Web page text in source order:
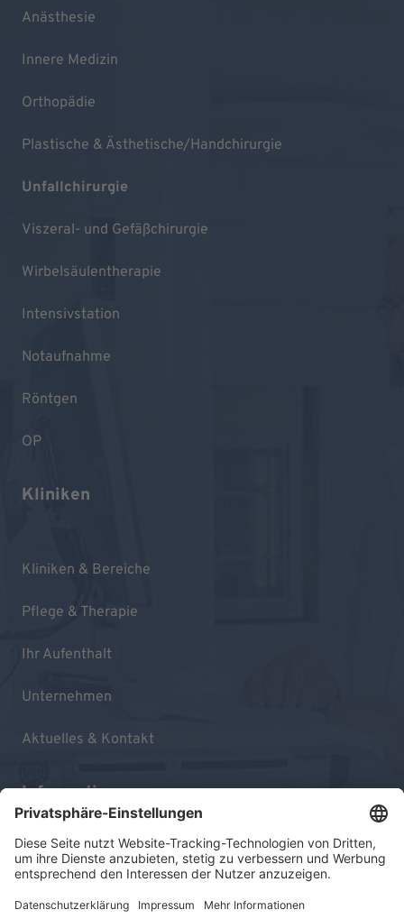
Anästhesie
Innere Medizin
Orthopädie
Plastische & Ästhetische/Handchirurgie
Unfallchirurgie
Viszeral- und Gefäßchirurgie
Wirbelsäulentherapie
Intensivstation
Notaufnahme
Röntgen
OP
Kliniken
Kliniken & Bereiche
Pflege & Therapie
Ihr Aufenthalt
Unternehmen
Aktuelles & Kontakt
Informationen
Impressum